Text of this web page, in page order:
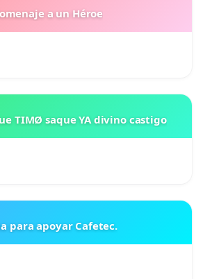
a un Héroe
TIMØ saque YA divino castigo
para apoyar Cafetec.